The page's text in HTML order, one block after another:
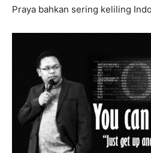
Praya bahkan sering keliling